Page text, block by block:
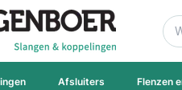
Zoek
Afsluiters Flenzen